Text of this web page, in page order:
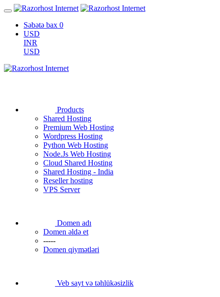
Səbətə bax 0
USD
INR
USD
Products
Shared Hosting
Premium Web Hosting
Wordpress Hosting
Python Web Hosting
Node.Js Web Hosting
Cloud Shared Hosting
Shared Hosting - India
Reseller hosting
VPS Server
Domen adı
Domen əldə et
-----
Domen qiymətləri
Veb sayt və təhlükəsizlik